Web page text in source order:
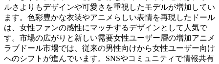
ルさよりもデザインや可愛さを重視したモデルが増加してい
ます。色彩豊かな衣装やアニメらしい表情を再現したドール
は、女性ファンの感性にマッチするデザインとして人気で
す。市場の広がりと新しい需要女性ユーザー層の増加アニメ
ラブドール市場では、従来の男性向けから女性ユーザー向け
へのシフトが進んでいます。SNSやコミュニティで情報共有